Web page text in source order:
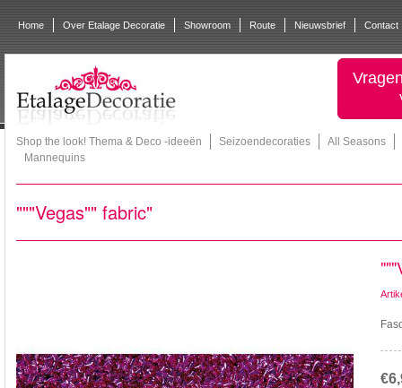
Home Over Etalage Decoratie Showroom Route Nieuwsbrief Contact
Shop the look! Thema & Deco -ideeën Seizoendecoraties
All Seasons
Mannequins
"""Vegas"" fabric"